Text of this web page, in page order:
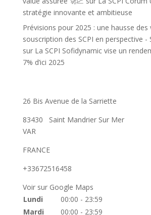
stratégie innovante et ambitieuse
Prévisions pour 2025 : une hausse des
souscription des SCPI en perspective -
sur La SCPI Sofidynamic vise un
7% d’ici 2025
26 Bis Avenue de la Sarriette
83430
Saint Mandrier Sur Mer
VAR
FRANCE
+33672516458
Voir sur Google Maps
Lundi
00:00 - 23:59
Mardi
00:00 - 23:59